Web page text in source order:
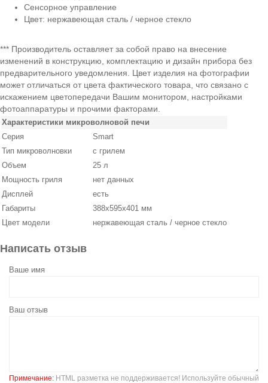
Сенсорное управление
Цвет: нержавеющая сталь / черное стекло
*** Производитель оставляет за собой право на внесение
изменений в конструкцию, комплектацию и дизайн прибора без
предварительного уведомления. Цвет изделия на фотографии
может отличаться от цвета фактического товара, что связано с
искажением цветопередачи Вашим монитором, настройками
фотоаппаратуры и прочими факторами.
Характеристики микроволновой печи
Серия
Smart
Тип микроволновки
с грилем
Объем
25 л
Мощность гриля
нет данных
Дисплей
есть
Габариты
388х595х401 мм
Цвет модели
нержавеющая сталь / черное стекло
Написать отзыв
Ваше имя
Ваш отзыв
Примечание: HTML разметка не поддерживается! Используйте обычный